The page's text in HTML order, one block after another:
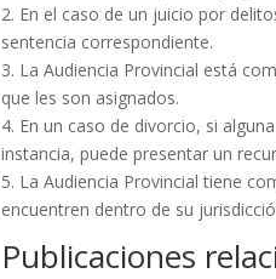
2. En el caso de un juicio por
sentencia correspondiente.
3. La Audiencia Provincial está
que les son asignados.
4. En un caso de divorcio, si
instancia, puede presentar un
5. La Audiencia Provincial tiene
encuentren dentro de su
Publicaciones